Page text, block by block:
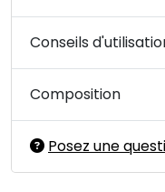
Conseils
Composition
Posez une